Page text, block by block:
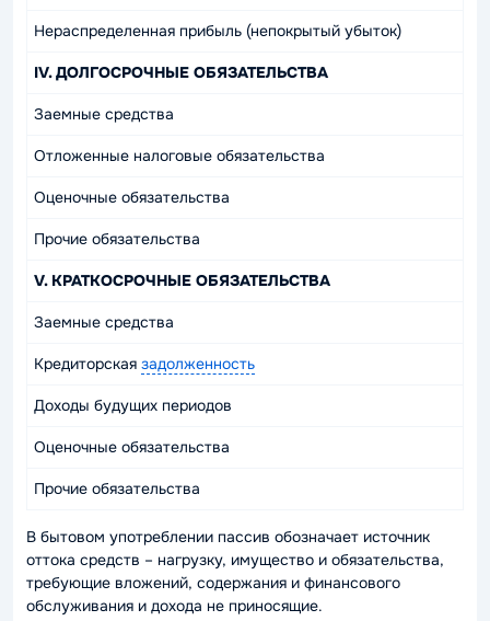
Нераспределенная прибыль (непокрытый убыток)
IV. ДОЛГОСРОЧНЫЕ ОБЯЗАТЕЛЬСТВА
Заемные средства
Отложенные налоговые обязательства
Оценочные обязательства
Прочие обязательства
V. КРАТКОСРОЧНЫЕ ОБЯЗАТЕЛЬСТВА
Заемные средства
Кредиторская задолженность
Доходы будущих периодов
Оценочные обязательства
Прочие обязательства
В бытовом употреблении пассив обозначает источник
оттока средств – нагрузку, имущество и обязательства,
требующие вложений, содержания и финансового
обслуживания и дохода не приносящие.